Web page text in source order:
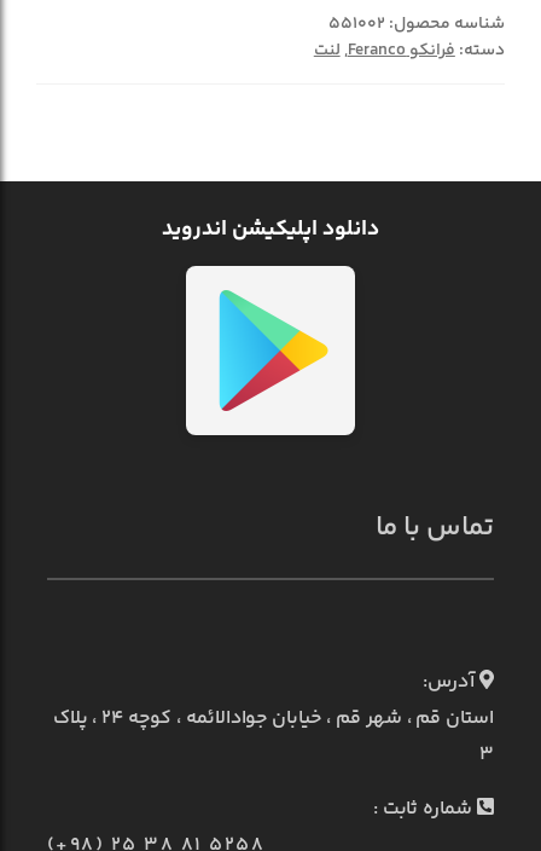
شناسه محصول: 551002
دسته:فرانکو Feranco ,لنت
دانلود اپلیکیشن اندروید
تماس با ما
آدرس:
استان قم ، شهر قم ، خیابان جوادالائمه ، کوچه ۲۴ ، پلاک
۳
شماره ثابت :